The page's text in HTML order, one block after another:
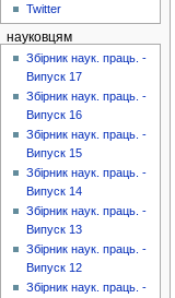
Twitter
науковцям
Збірник наук. праць. -
Випуск 17
Збірник наук. праць. -
Випуск 16
Збірник наук. праць. -
Випуск 15
Збірник наук. праць. -
Випуск 14
Збірник наук. праць. -
Випуск 13
Збірник наук. праць. -
Випуск 12
Збірник наук. праць. -